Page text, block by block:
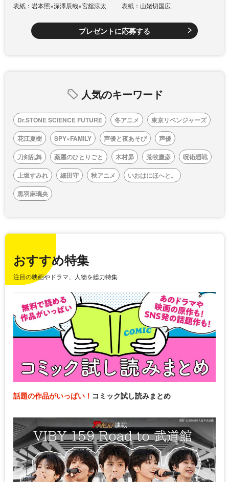
表紙：岩本照×深澤辰哉×宮舘涼太 表紙：山姥切国広
プレゼントに応募する
人気のキーワード
Dr.STONE SCIENCE FUTURE 冬アニメ
東京リベンジャーズ
花江夏樹
SPY×FAMILY 声優と夜あそび
声優
刀剣乱舞
薬屋のひとりごと 木村昴 荒牧慶彦
呪術廻戦
上坂すみれ
細田守 秋アニメ
いおはにほへと。
黒羽麻璃央
おすすめ特集
注目の映画やドラマ、人物を総力特集
話題の作品がいっぱい！ コミック試し読みまとめ